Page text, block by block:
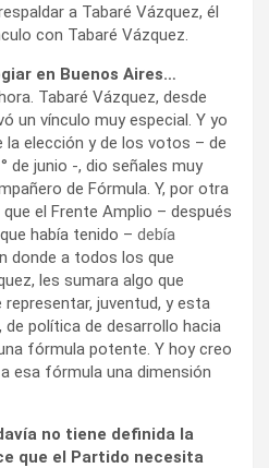
a Tabaré Vázquez, él
con Tabaré Vázquez.
en Buenos Aires…
Tabaré Vázquez, desde
un vínculo muy especial. Y yo
la elección y de los votos – de
de junio -, dio señales muy
de Fórmula. Y, por otra
el Frente Amplio – después
había tenido – debía
donde a todos los que
les sumara algo que
juventud, y esta
política de desarrollo hacia
fórmula potente. Y hoy creo
esa fórmula una dimensión
no tiene definida la
que el Partido necesita